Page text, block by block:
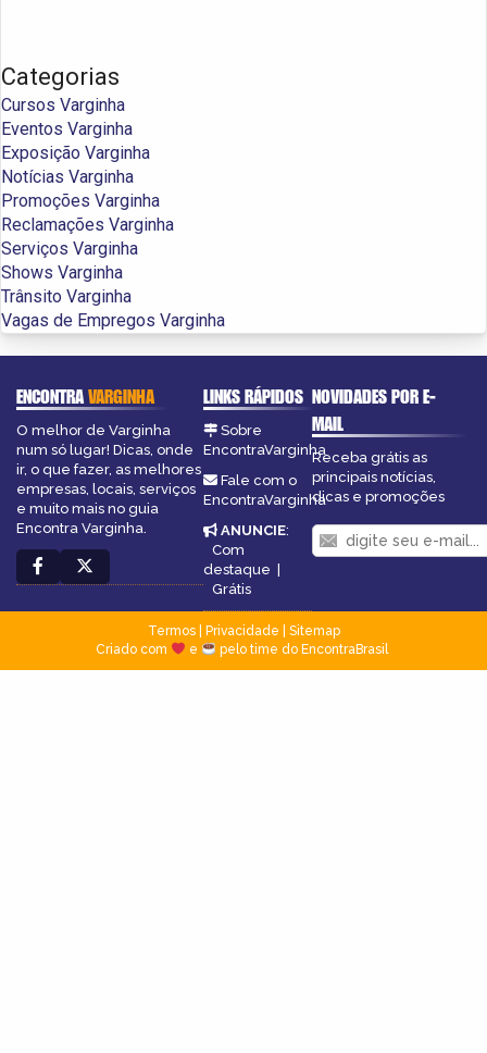
Categorias
Cursos Varginha
Eventos Varginha
Exposição Varginha
Notícias Varginha
Promoções Varginha
Reclamações Varginha
Serviços Varginha
Shows Varginha
Trânsito Varginha
Vagas de Empregos Varginha
ENCONTRAVARGINHA
O melhor de Varginha
num só lugar! Dicas, onde
ir, o que fazer, as melhores
empresas, locais, serviços
e muito mais no guia
Encontra Varginha.
LINKS RÁPIDOS
Sobre
EncontraVarginha
Fale com o
EncontraVarginha
ANUNCIE:
Com
destaque |
Grátis
NOVIDADES POR E-
MAIL
Receba grátis as
principais notícias,
dicas e promoções
Termos| Privacidade
Sitemap
Criado com
e pelo time do EncontraBrasil